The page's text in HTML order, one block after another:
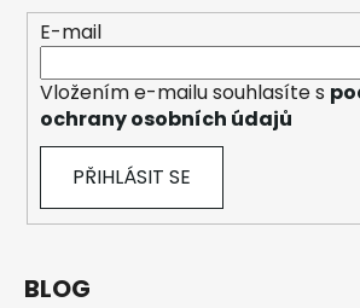
E-mail
Vložením e-mailu souhlasíte s
ochrany osobních údajů
PŘIHLÁSIT SE
BLOG